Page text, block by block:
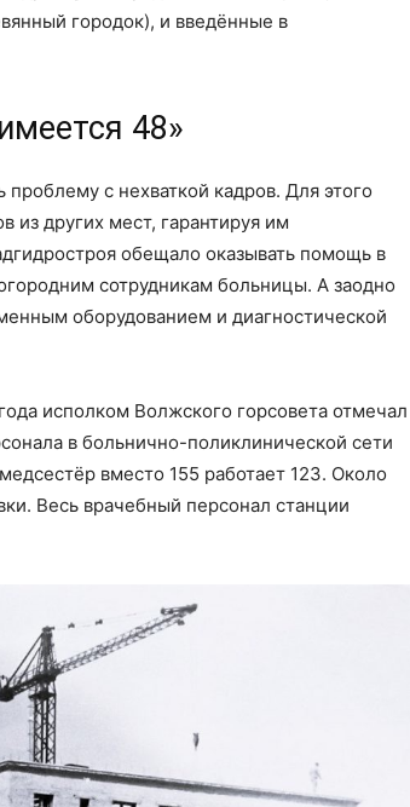
городок), и введённые в
48»
с нехваткой кадров. Для этого
из других мест, гарантируя им
обещало оказывать помощь в
сотрудникам больницы. А заодно
оборудованием и диагностической
исполком Волжского горсовета отмечал
в больнично-поликлинической сети
вместо 155 работает 123. Около
Весь врачебный персонал станции